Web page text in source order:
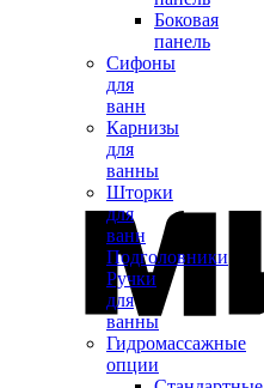
Боковая
панель
Сифоны
для
ванн
Карнизы
для
ванны
Шторки
для
ванн
Подголовники
Ручки
для
ванны
Гидромассажные
опции